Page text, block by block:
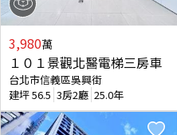
3,980萬
１０１景觀北醫電梯三房車
台北市信義區吳興街
建坪56.5 3房2廳 25.0年